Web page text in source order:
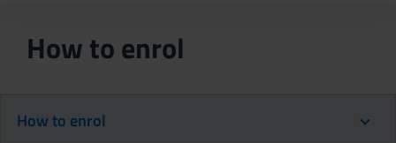
How to enrol
How to enrol